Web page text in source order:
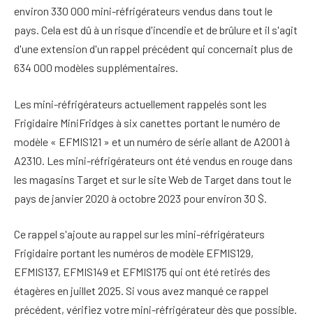
environ 330 000 mini-réfrigérateurs vendus dans tout le
pays. Cela est dû à un risque d'incendie et de brûlure et il s'agit
d'une extension d'un rappel précédent qui concernait plus de
634 000 modèles supplémentaires.
Les mini-réfrigérateurs actuellement rappelés sont les
Frigidaire MiniFridges à six canettes portant le numéro de
modèle « EFMIS121 » et un numéro de série allant de A2001 à
A2310. Les mini-réfrigérateurs ont été vendus en rouge dans
les magasins Target et sur le site Web de Target dans tout le
pays de janvier 2020 à octobre 2023 pour environ 30 $.
Ce rappel s'ajoute au rappel sur les mini-réfrigérateurs
Frigidaire portant les numéros de modèle EFMIS129,
EFMIS137, EFMIS149 et EFMIS175 qui ont été retirés des
étagères en juillet 2025. Si vous avez manqué ce rappel
précédent, vérifiez votre mini-réfrigérateur dès que possible.